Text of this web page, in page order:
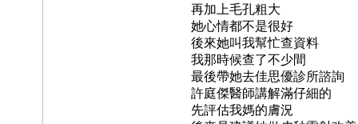
再加上毛孔粗大
她心情都不是很好
後來她叫我幫忙查資料
我那時候查了不少間
最後帶她去佳思優診所諮詢
許庭傑醫師講解滿仔細的
先評估我媽的膚況